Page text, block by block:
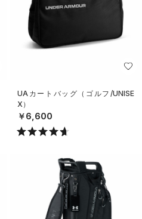
UAカートバッグ（ゴルフ/UNISE
X）
￥6,600